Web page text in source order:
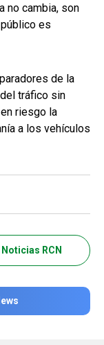
no cambia, son
es
de la
tráfico sin
riesgo la
a los vehículos
RCN